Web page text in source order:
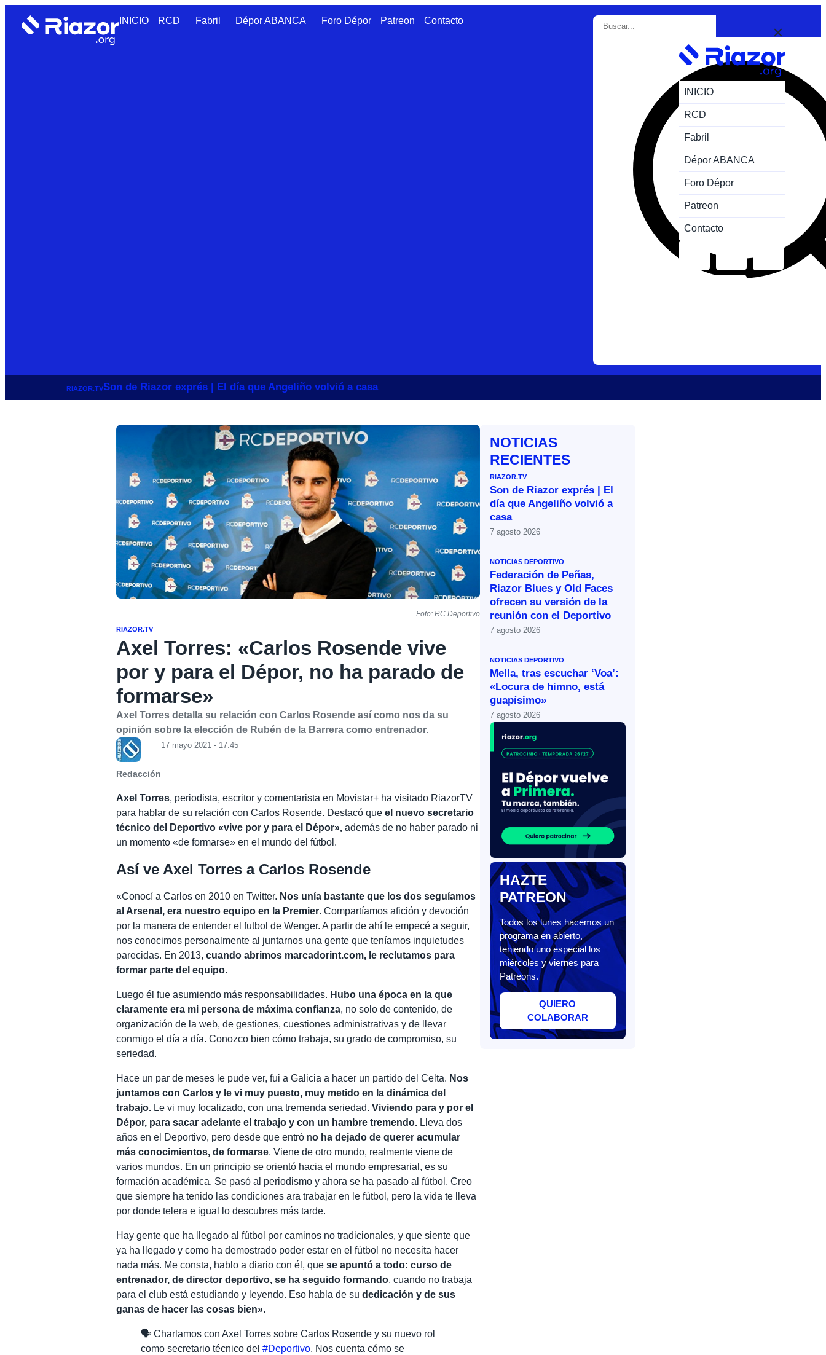
INICIO RCD Fabril Dépor ABANCA Foro Dépor Patreon Contacto
INICIO
RCD
Fabril
Dépor ABANCA
Foro Dépor
Patreon
Contacto
RIAZOR.TVSon de Riazor exprés | El día que Angeliño volvió a casa
Foto: RC Deportivo
RIAZOR.TV
Axel Torres: «Carlos Rosende vive
por y para el Dépor, no ha parado de
formarse»
Axel Torres detalla su relación con Carlos Rosende así como nos da su
opinión sobre la elección de Rubén de la Barrera como entrenador.
Redacción
17 mayo 2021 - 17:45
Axel Torres, periodista, escritor y comentarista en Movistar+ ha visitado RiazorTV
para hablar de su relación con Carlos Rosende. Destacó queel nuevo secretario
técnico del Deportivo «vive por y para el Dépor», además de no haber parado ni
un momento «de formarse» en el mundo del fútbol.
Así ve Axel Torres a Carlos Rosende
«Conocí a Carlos en 2010 en Twitter. Nos unía bastante que los dos seguíamos
al Arsenal, era nuestro equipo en la Premier. Compartíamos afición y devoción
por la manera de entender el futbol de Wenger. A partir de ahí le empecé a seguir,
nos conocimos personalmente al juntarnos una gente que teníamos inquietudes
parecidas. En 2013,cuando abrimos marcadorint.com, le reclutamos para
formar parte del equipo.
Luego él fue asumiendo más responsabilidades. Hubo una época en la que
claramente era mi persona de máxima confianza, no solo de contenido, de
organización de la web, de gestiones, cuestiones administrativas y de llevar
conmigo el día a día. Conozco bien cómo trabaja, su grado de compromiso, su
seriedad.
Hace un par de meses le pude ver, fui a Galicia a hacer un partido del Celta. Nos
juntamos con Carlos y le vi muy puesto, muy metido en la dinámica del
trabajo. Le vi muy focalizado, con una tremenda seriedad.Viviendo para y por el
Dépor, para sacar adelante el trabajo y con un hambre tremendo. Lleva dos
años en el Deportivo, pero desde que entró no ha dejado de querer acumular
más conocimientos, de formarse. Viene de otro mundo, realmente viene de
varios mundos. En un principio se orientó hacia el mundo empresarial, es su
formación académica. Se pasó al periodismo y ahora se ha pasado al fútbol. Creo
que siempre ha tenido las condiciones ara trabajar en le fútbol, pero la vida te lleva
por donde telera e igual lo descubres más tarde.
Hay gente que ha llegado al fútbol por caminos no tradicionales, y que siente que
ya ha llegado y como ha demostrado poder estar en el fútbol no necesita hacer
nada más. Me consta, hablo a diario con él, quese apuntó a todo: curso de
entrenador, de director deportivo, se ha seguido formando, cuando no trabaja
para el club está estudiando y leyendo. Eso habla de sudedicación y de sus
ganas de hacer las cosas bien».
🗣️ Charlamos con Axel Torres sobre Carlos Rosende y su nuevo rol
como secretario técnico del#Deportivo. Nos cuenta cómo se
NOTICIAS
RECIENTES
RIAZOR.TV
Son de Riazor exprés | El
día que Angeliño volvió a
casa
7 agosto 2026
NOTICIAS DEPORTIVO
Federación de Peñas,
Riazor Blues y Old Faces
ofrecen su versión de la
reunión con el Deportivo
7 agosto 2026
NOTICIAS DEPORTIVO
Mella, tras escuchar ‘Voa’:
«Locura de himno, está
guapísimo»
7 agosto 2026
HAZTE
PATREON
Todos los lunes hacemos un
programa en abierto,
teniendo uno especial los
miércoles y viernes para
Patreons.
QUIERO
COLABORAR